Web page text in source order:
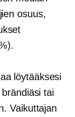
osuus,
löytääksesi
tai
Vaikuttajan